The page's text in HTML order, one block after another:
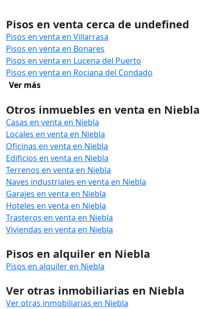
Pisos en venta cerca de undefined
Pisos en venta en Villarrasa
Pisos en venta en Bonares
Pisos en venta en Lucena del Puerto
Pisos en venta en Rociana del Condado
Ver más
Otros inmuebles en venta en Niebla
Casas en venta en Niebla
Locales en venta en Niebla
Oficinas en venta en Niebla
Edificios en venta en Niebla
Terrenos en venta en Niebla
Naves industriales en venta en Niebla
Garajes en venta en Niebla
Hoteles en venta en Niebla
Trasteros en venta en Niebla
Viviendas en venta en Niebla
Pisos en alquiler en Niebla
Pisos en alquiler en Niebla
Ver otras inmobiliarias en Niebla
Ver otras inmobiliarias en Niebla